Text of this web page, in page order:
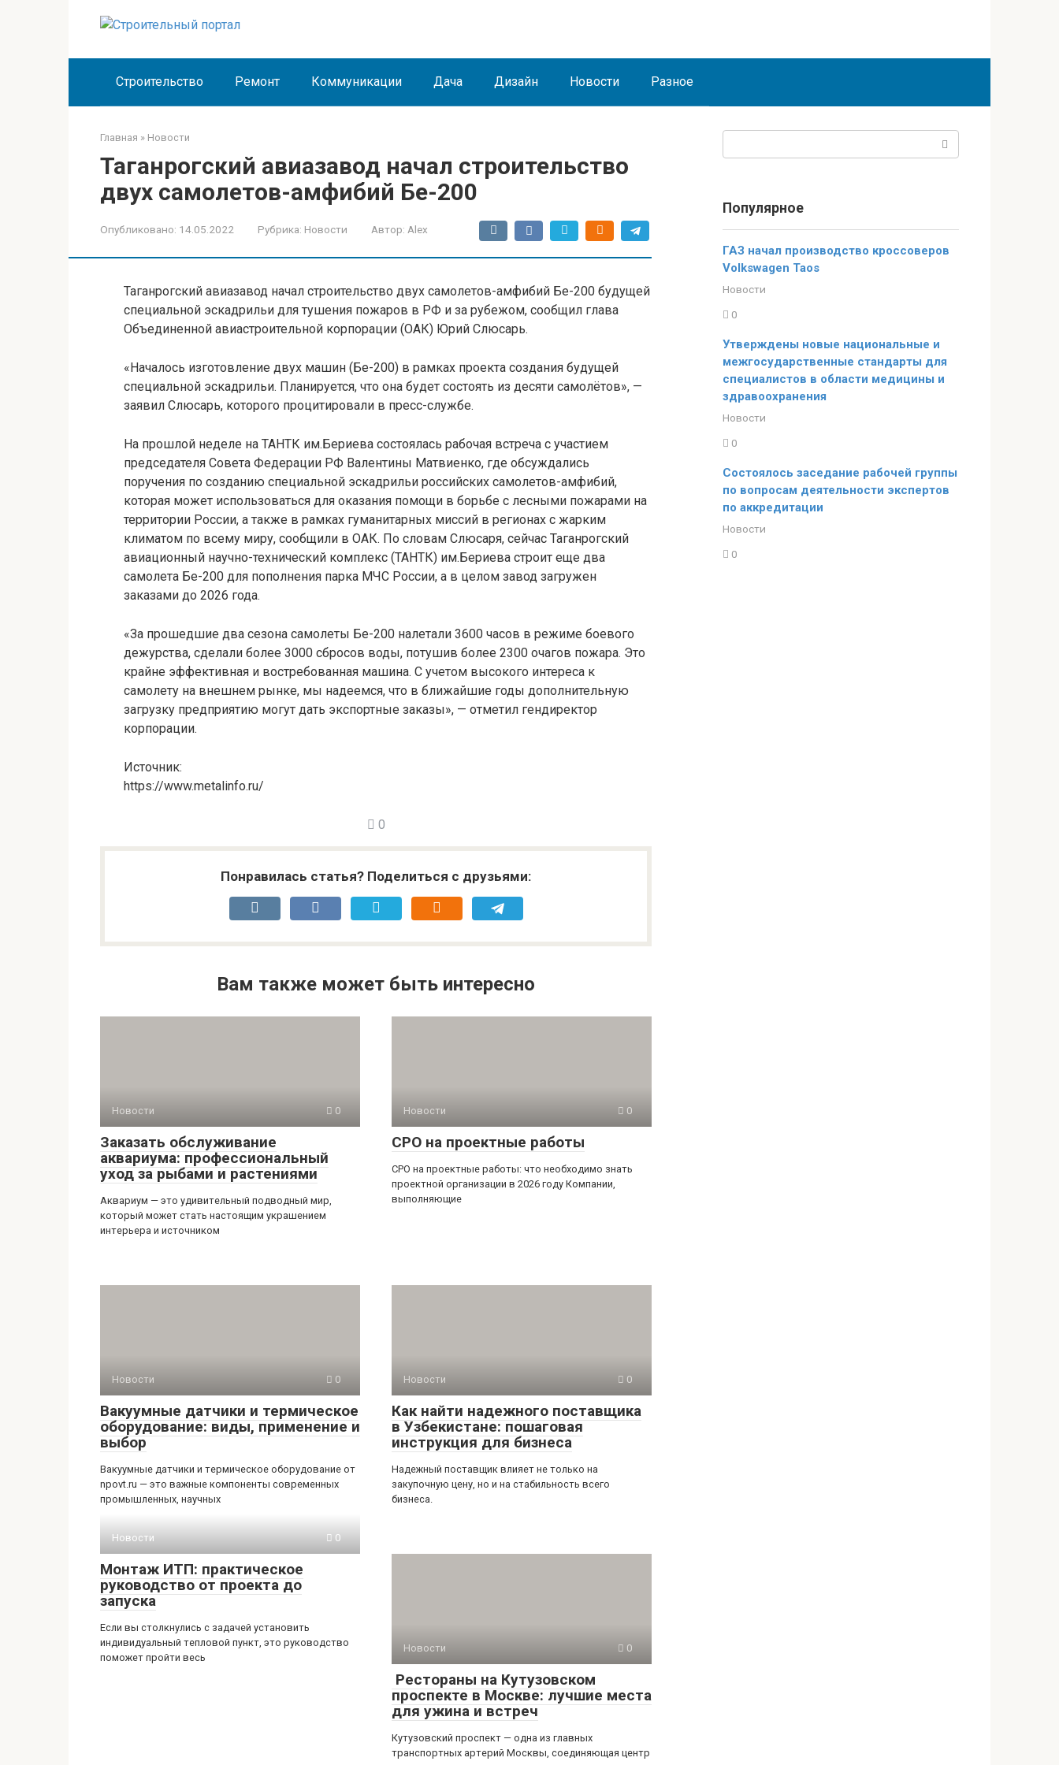
Строительство Ремонт Коммуникации Дача Дизайн Новости Разное
Главная » Новости
Таганрогский авиазавод начал строительство
двух самолетов-амфибий Бе-200
Опубликовано: 14.05.2022 Рубрика: Новости Автор: Alex
Таганрогский авиазавод начал строительство двух самолетов-амфибий Бе-200 будущей
специальной эскадрильи для тушения пожаров в РФ и за рубежом, сообщил глава
Объединенной авиастроительной корпорации (ОАК) Юрий Слюсарь.
«Началось изготовление двух машин (Бе-200) в рамках проекта создания будущей
специальной эскадрильи. Планируется, что она будет состоять из десяти самолётов», —
заявил Слюсарь, которого процитировали в пресс-службе.
На прошлой неделе на ТАНТК им.Бериева состоялась рабочая встреча с участием
председателя Совета Федерации РФ Валентины Матвиенко, где обсуждались
поручения по созданию специальной эскадрильи российских самолетов-амфибий,
которая может использоваться для оказания помощи в борьбе с лесными пожарами на
территории России, а также в рамках гуманитарных миссий в регионах с жарким
климатом по всему миру, сообщили в ОАК. По словам Слюсаря, сейчас Таганрогский
авиационный научно-технический комплекс (ТАНТК) им.Бериева строит еще два
самолета Бе-200 для пополнения парка МЧС России, а в целом завод загружен
заказами до 2026 года.
«За прошедшие два сезона самолеты Бе-200 налетали 3600 часов в режиме боевого
дежурства, сделали более 3000 сбросов воды, потушив более 2300 очагов пожара. Это
крайне эффективная и востребованная машина. С учетом высокого интереса к
самолету на внешнем рынке, мы надеемся, что в ближайшие годы дополнительную
загрузку предприятию могут дать экспортные заказы», — отметил гендиректор
корпорации.
Источник:
https://www.metalinfo.ru/
0
Понравилась статья? Поделиться с друзьями:
Вам также может быть интересно
Новости 0
Заказать обслуживание
аквариума: профессиональный
уход за рыбами и растениями
Аквариум — это удивительный подводный мир,
который может стать настоящим украшением
интерьера и источником
Новости 0
СРО на проектные работы
СРО на проектные работы: что необходимо знать
проектной организации в 2026 году Компании,
выполняющие
Новости 0
Вакуумные датчики и термическое
оборудование: виды, применение и
выбор
Вакуумные датчики и термическое оборудование от
npovt.ru — это важные компоненты современных
промышленных, научных
Новости 0
Как найти надежного поставщика
в Узбекистане: пошаговая
инструкция для бизнеса
Надежный поставщик влияет не только на
закупочную цену, но и на стабильность всего
бизнеса.
Новости 0
Монтаж ИТП: практическое
руководство от проекта до
запуска
Если вы столкнулись с задачей установить
индивидуальный тепловой пункт, это руководство
поможет пройти весь
Новости 0
Рестораны на Кутузовском
проспекте в Москве: лучшие места
для ужина и встреч
Кутузовский проспект — одна из главных
транспортных артерий Москвы, соединяющая центр
Популярное
ГАЗ начал производство кроссоверов
Volkswagen Taos
Новости
0
Утверждены новые национальные и
межгосударственные стандарты для
специалистов в области медицины и
здравоохранения
Новости
0
Состоялось заседание рабочей группы
по вопросам деятельности экспертов
по аккредитации
Новости
0